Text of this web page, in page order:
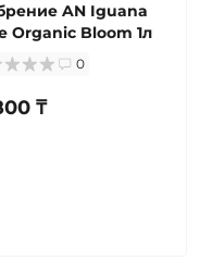
AN Iguana
Organic Bloom 1л
0
₸